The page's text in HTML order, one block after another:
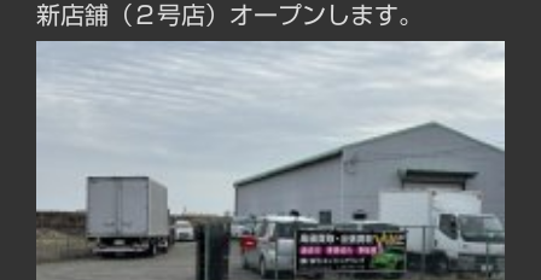
新店舗（２号店）オープンします。